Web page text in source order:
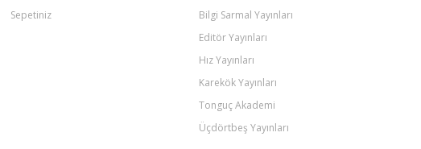
Sepetiniz
Bilgi Sarmal Yayınları
Editör Yayınları
Hız Yayınları
Karekök Yayınları
Tonguç Akademi
Üçdörtbeş Yayınları